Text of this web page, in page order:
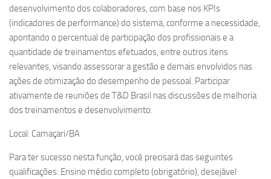
desenvolvimento dos colaboradores, com base nos KPIs
(indicadores de performance) do sistema, conforme a necessidade,
apontando o percentual de participação dos profissionais e a
quantidade de treinamentos efetuados, entre outros itens
relevantes, visando assessorar a gestão e demais envolvidos nas
ações de otimização do desempenho de pessoal. Participar
ativamente de reuniões de T&D Brasil nas discussões de melhoria
dos treinamentos e desenvolvimento.
Local: Camaçari/BA
Para ter sucesso nesta função, você precisará das seguintes
qualificações: Ensino médio completo (obrigatório), desejável